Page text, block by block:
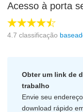
Acesso à porta
4.7 classificação
Obter um link de
trabalho
Envie seu
download rápido